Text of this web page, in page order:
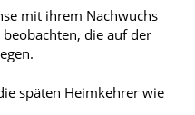
mit ihrem Nachwuchs
die auf der
späten Heimkehrer wie